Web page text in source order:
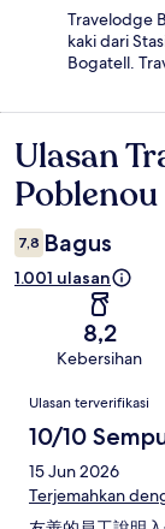
Travelodge
kaki dari
Bogatell.
Ulasan
Ulasan
Poblenou
7,8 Bagus
1.001 ulasan
8,2
Kebersihan
Ulasan
Ulasan terverifikasi
10/10
15 Jun 2026
Terjemahkan